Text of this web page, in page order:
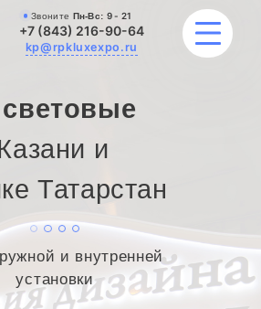
Звоните Пн-Вс: 9 - 21
+7 (843) 216-90-64
kp@rpkluxexpo.ru
и
Татарстан
и внутренней
установки